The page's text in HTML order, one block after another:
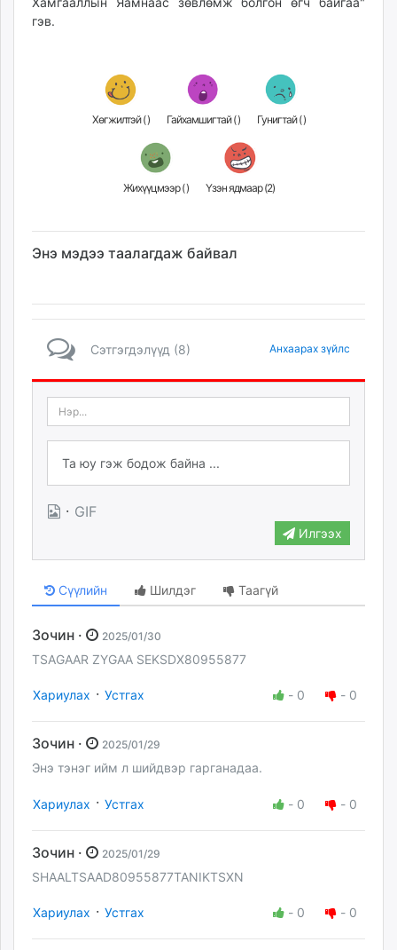
гэв.
Хөгжилтэй () Гайхамшигтай () Гунигтай ()
Жихүүцмээр () Үзэн ядмаар (2)
Энэ мэдээ таалагдаж байвал
Сэтгэгдэлүүд (8) Анхаарах зүйлс
· GIF
Илгээх
Сүүлийн Шилдэг Таагүй
Зочин · 2025/01/30
TSAGAAR ZYGAA SEKSDX80955877
Хариулах · Устгах - 0 - 0
Зочин · 2025/01/29
Энэ тэнэг ийм л шийдвэр гарганадаа.
Хариулах · Устгах - 0 - 0
Зочин · 2025/01/29
SHAALTSAAD80955877TANIKTSXN
Хариулах · Устгах - 0 - 0